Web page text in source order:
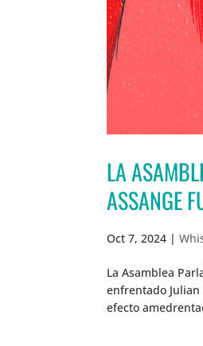
LA
ASSANGE
Oct 7, 2024 |
La Asamblea
enfrentado
efecto